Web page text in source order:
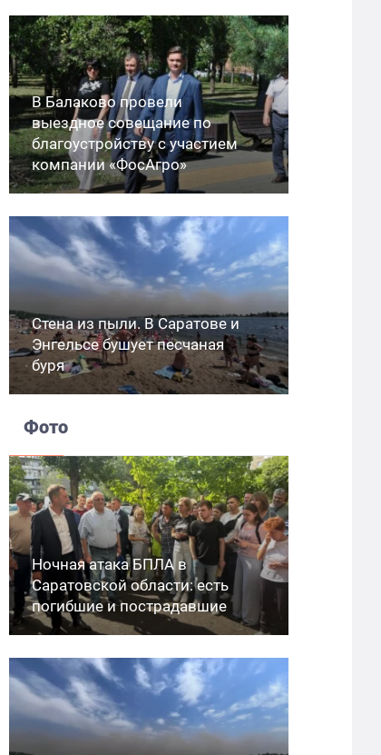
В Балаково провели
выездное совещание по
благоустройству с участием
компании «ФосАгро»
Стена из пыли. В Саратове и
Энгельсе бушует песчаная
буря
Фото
Ночная атака БПЛА в
Саратовской области: есть
погибшие и пострадавшие